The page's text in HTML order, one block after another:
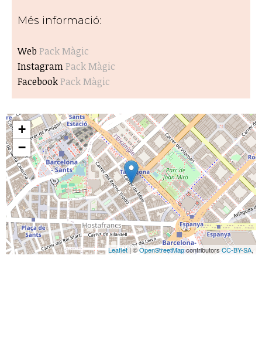
Més informació:
WebPack Màgic
InstagramPack Màgic
FacebookPack Màgic
+
−
Leaflet| ©OpenStreetMapcontributorsCC-BY-SA,